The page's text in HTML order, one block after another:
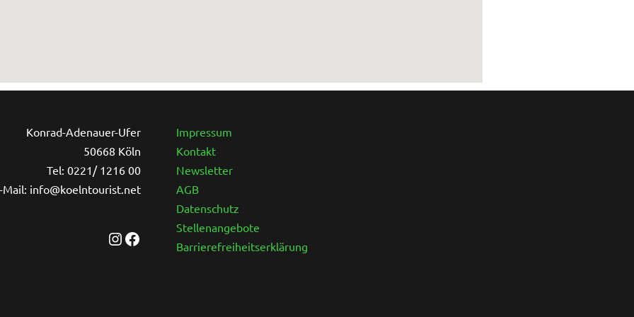
Konrad-Adenauer-Ufer
50668 Köln
Tel: 0221/ 1216 00
Mail: info@koelntourist.net
Instagram
FacebookImpressum
Kontakt
Newsletter
AGB
Datenschutz
Stellenangebote
Barrierefreiheitserklärung